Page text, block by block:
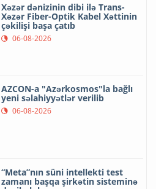
Xəzər dənizinin dibi ilə Trans-
Xəzər Fiber-Optik Kabel Xəttinin
çəkilişi başa çatıb
06-08-2026
AZCON-a "Azərkosmos"la bağlı
yeni səlahiyyətlər verilib
06-08-2026
“Meta”nın süni intellekti test
zamanı başqa şirkətin sisteminə